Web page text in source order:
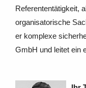
Referententätigkeit,
organisatorische
er komplexe
GmbH und leitet ein